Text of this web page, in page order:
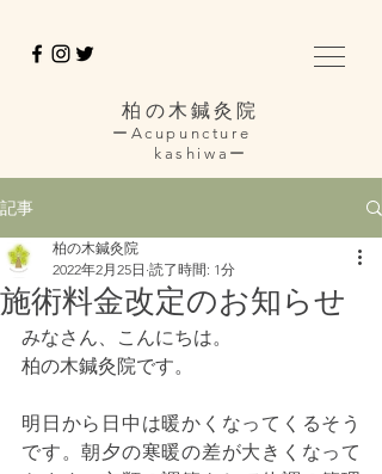
柏の木鍼灸院
ーAcupuncture
kashiwaー
記事
施術料金改定のお知らせ
柏の木鍼灸院
2022年2月25日 読了時間: 1分
みなさん、こんにちは。
柏の木鍼灸院です。
明日から日中は暖かくなってくるそう
です。朝夕の寒暖の差が大きくなって